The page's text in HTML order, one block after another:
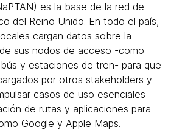
es la base de la red de
del Reino Unido. En todo el país,
cargan datos sobre la
sus nodos de acceso -como
y estaciones de tren- para que
por otros stakeholders y
casos de uso esenciales
de rutas y aplicaciones para
Google y Apple Maps.